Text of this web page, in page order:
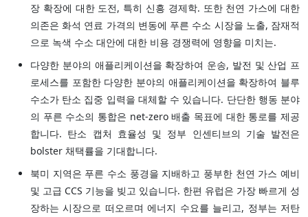
장 확장에 대한 도전, 특히 신흥 경제학. 또한 천연 가스에 대한
의존은 화석 연료 가격의 변동에 푸른 수소 시장을 노출, 잠재적
으로 녹색 수소 대안에 대한 비용 경쟁력에 영향을 미치는.
다양한 분야의 애플리케이션을 확장하여 운송, 발전 및 산업 프
로세스를 포함한 다양한 분야의 애플리케이션을 확장하여 블루
수소가 탄소 집중 입력을 대체할 수 있습니다. 단단한 행동 분야
의 푸른 수소의 통합은 net-zero 배출 목표에 대한 통로를 제공
합니다. 탄소 캡처 효율성 및 정부 인센티브의 기술 발전은
bolster 채택률을 기대합니다.
북미 지역은 푸른 수소 풍경을 지배하고 풍부한 천연 가스 예비
및 고급 CCS 기능을 빚고 있습니다. 한편 유럽은 가장 빠르게 성
장하는 시장으로 떠오르며 에너지 수요를 늘리고, 정부는 저탄